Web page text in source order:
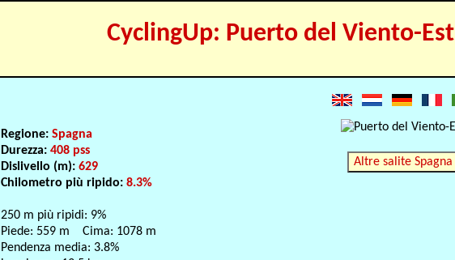
CyclingUp: Puerto del Viento-Est
Regione:Spagna
Durezza:408 pss
Dislivello (m):629
Chilometro più ripido:8.3%
250 m più ripidi: 9%
Piede: 559 m Cima: 1078 m
Pendenza media: 3.8%
Altre salite Spagna